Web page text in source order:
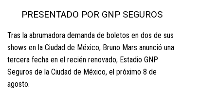
PRESENTADO POR GNP SEGUROS
Tras la abrumadora demanda de boletos en dos de sus
shows en la Ciudad de México, Bruno Mars anunció una
tercera fecha en el recién renovado, Estadio GNP
Seguros de la Ciudad de México, el próximo 8 de
agosto.